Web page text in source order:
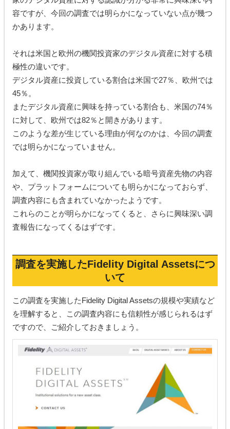
容ですが、今回の調査では明らかになっていない点が幾つ
かあります。
それは米国と欧州の機関投資家のデジタル資産に対する積
極性の違いです。
デジタル資産に投資している割合は米国で27％、欧州では
45％。
またデジタル資産に興味を持っている割合も、米国の74％
に対して、欧州では82％と開きがあります。
このような差が生じている理由が何なのかは、今回の調査
では明らかになっていません。
加えて、機関投資家が取り組んでいる暗号資産先物の内容
や、プラットフォームについても明らかになっておらず、
調査内容にも含まれていなかったようです。
これらのことが明らかになってくると、さらに興味深い調
査報告になってくるはずです。
調査を実施したFidelityDigital Assetsにつ
いて
この調査を実施したFidelity Digital Assetsの規模や実績など
を理解すると、この調査内容にも信頼性が感じられるはず
ですので、ご紹介しておきましょう。